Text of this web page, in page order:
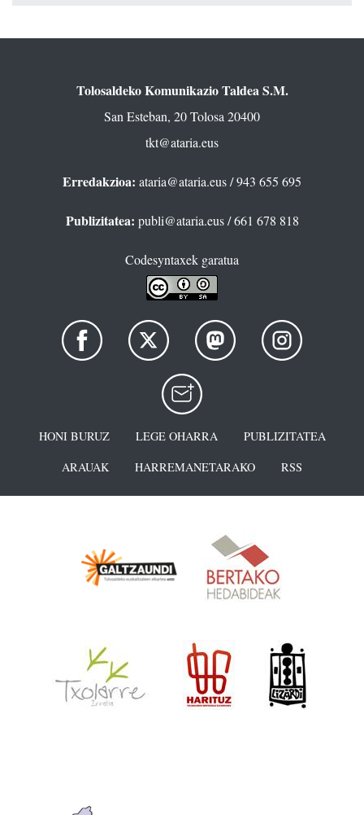
Tolosaldeko Komunikazio Taldea S.M.
San Esteban, 20 Tolosa 20400
tkt@ataria.eus
Erredakzioa: ataria@ataria.eus/ 943 655 695
Publizitatea: publi@ataria.eus/ 661 678 818
Codesyntaxek garatua
HONI BURUZ LEGE OHARRA
PUBLIZITATEA
ARAUAK
HARREMANETARAKO RSS